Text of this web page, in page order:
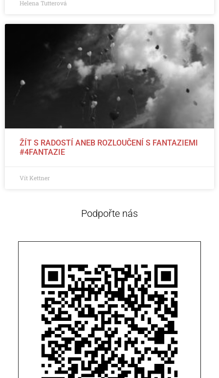
Helena Tutterová
ŽÍT S RADOSTÍ ANEB ROZLOUČENÍ S FANTAZIEMI
#4FANTAZIE
Vít Kettner
Podpořte nás